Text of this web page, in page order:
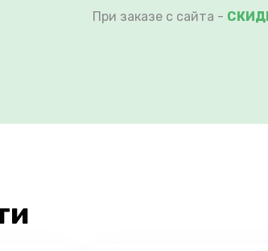
При заказе с сайта -